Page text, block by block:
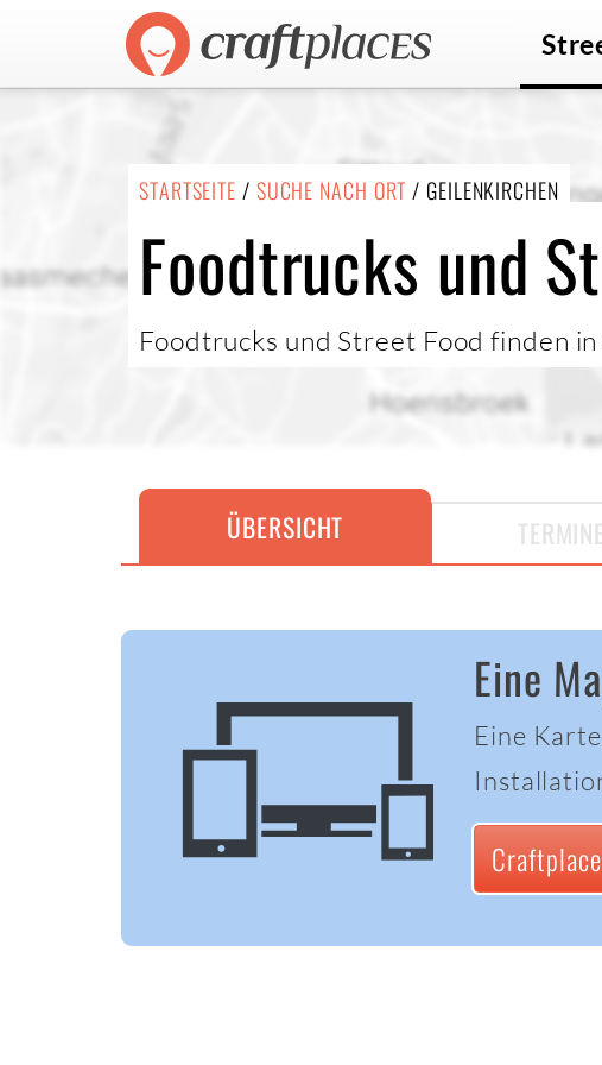
STARTSEITE / SUCHE NACH ORT / GEILENKIRCHEN
Foodtrucks und
Foodtrucks und Street Food finden
ÜBERSICHT TERMINE
Eine
Eine